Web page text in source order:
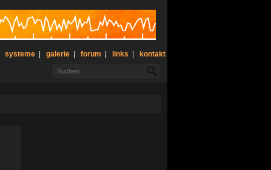
systeme galerie forum links kontakt